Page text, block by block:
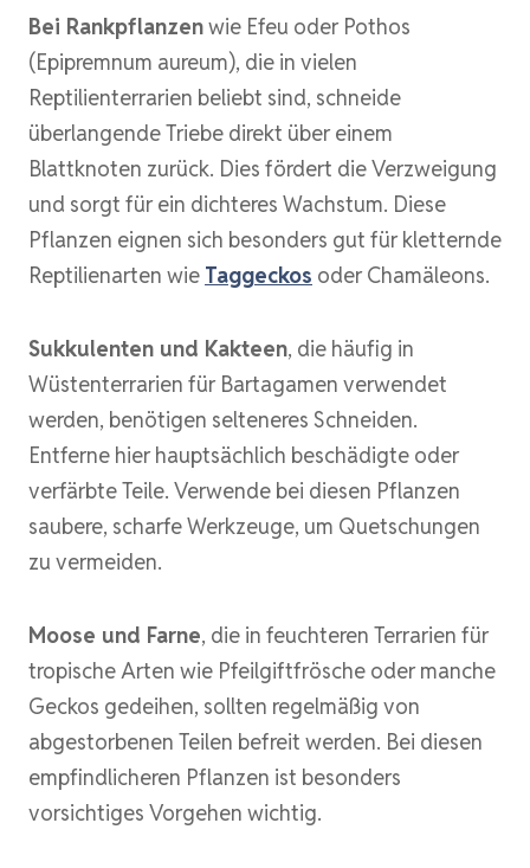
Bei Rankpflanzenwie Efeu oder Pothos
(Epipremnum aureum), die in vielen
Reptilienterrarien beliebt sind, schneide
überlangende Triebe direkt über einem
Blattknoten zurück. Dies fördert die Verzweigung
und sorgt für ein dichteres Wachstum. Diese
Pflanzen eignen sich besonders gut für kletternde
Reptilienarten wie Taggeckos oder Chamäleons.
Sukkulenten und Kakteen, die häufig in
Wüstenterrarien für Bartagamen verwendet
werden, benötigen selteneres Schneiden.
Entferne hier hauptsächlich beschädigte oder
verfärbte Teile. Verwende bei diesen Pflanzen
saubere, scharfe Werkzeuge, um Quetschungen
zu vermeiden.
Moose und Farne, die in feuchteren Terrarien für
tropische Arten wie Pfeilgiftfrösche oder manche
Geckos gedeihen, sollten regelmäßig von
abgestorbenen Teilen befreit werden. Bei diesen
empfindlicheren Pflanzen ist besonders
vorsichtiges Vorgehen wichtig.